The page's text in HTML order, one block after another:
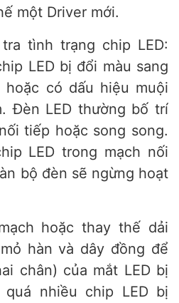
một Driver mới.
tình trạng chip LED:
LED bị đổi màu sang
hoặc có dấu hiệu muội
Đèn LED thường bố trí
tiếp hoặc song song.
LED trong mạch nối
bộ đèn sẽ ngừng hoạt
hoặc thay thế dải
hàn và dây đồng để
chân) của mắt LED bị
nhiều chip LED bị